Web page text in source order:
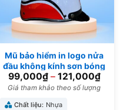
Mũ bảo hiểm in logo nửa
đầu không kính sơn bóng
màu đỏ, đen và trắng
MBH-02
99,000₫– 121,000₫
Giá tham khảo theo số lượng
Chất liệu: Nhựa